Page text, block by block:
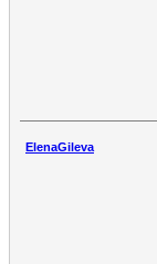
ElenaGileva